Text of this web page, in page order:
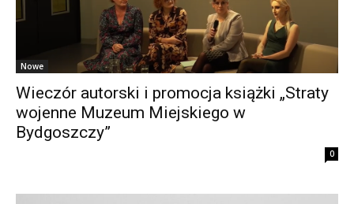
Nowe
Wieczór autorski i promocja książki „Straty
wojenne Muzeum Miejskiego w
Bydgoszczy”
0